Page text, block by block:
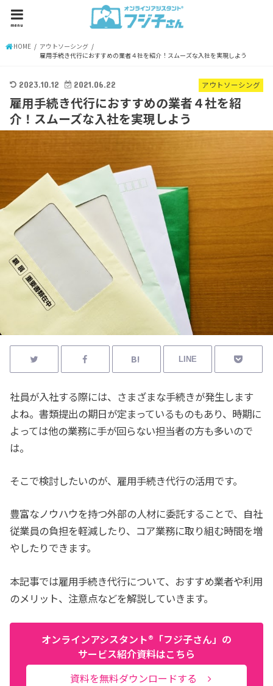
menu
HOME
アウトソーシング
雇用手続き代行におすすめの業者４社を紹介！スムーズな入社を実現しよう
アウトソーシング
2023.10.12 2021.06.22
雇用手続き代行におすすめの業者４社を紹
介！スムーズな入社を実現しよう
LINE
社員が入社する際には、さまざまな手続きが発生します
よね。書類提出の期日が定まっているものもあり、時期に
よっては他の業務に手が回らない担当者の方も多いので
は。
そこで検討したいのが、雇用手続き代行の活用です。
豊富なノウハウを持つ外部の人材に委託することで、自社
従業員の負担を軽減したり、コア業務に取り組む時間を増
やしたりできます。
本記事では雇用手続き代行について、おすすめ業者や利用
のメリット、注意点などを解説していきます。
オンラインアシスタント®「フジ子さん」の
サービス紹介資料はこちら
資料を無料ダウンロードする